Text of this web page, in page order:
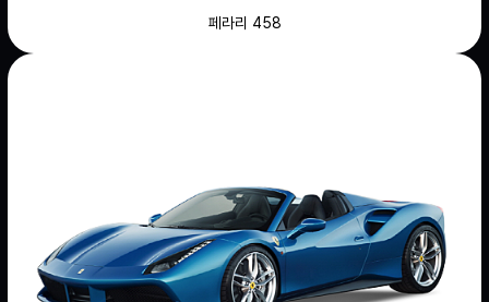
페라리 458